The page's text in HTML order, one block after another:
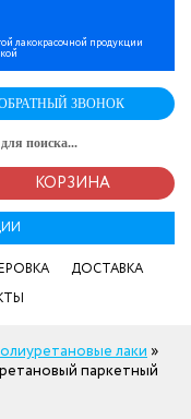
лакокрасочной продукции
ЗВОНОК
ДОСТАВКА
КОРЗИНА
лаки »
паркетный